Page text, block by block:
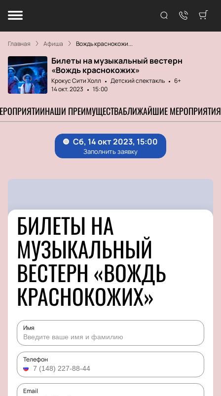
Главная Афиша Вождь краснокожи...
Билеты на музыкальный вестерн
«Вождь краснокожих»
Крокус Сити Холл Детский спектакль
6+
14 окт. 2023
15:00
НАШИ ПРЕИМУЩЕСТВАБЛИЖАЙШИЕ МЕРОПРИЯТИЯ
БИЛЕТЫ НА
МУЗЫКАЛЬНЫЙ
ВЕСТЕРН «ВОЖДЬ
КРАСНОКОЖИХ»
Имя
Телефон
Email